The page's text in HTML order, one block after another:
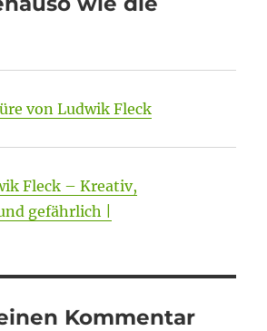
von Ludwik Fleck
Fleck – Kreativ,
gefährlich |
Kommentar